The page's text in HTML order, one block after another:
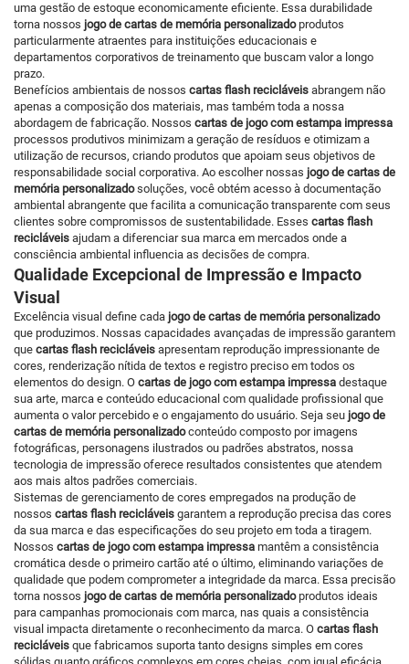
uma gestão de estoque economicamente eficiente. Essa durabilidade
torna nossos jogo de cartas de memória personalizado produtos
particularmente atraentes para instituições educacionais e
departamentos corporativos de treinamento que buscam valor a longo
prazo.
Benefícios ambientais de nossos cartas flash recicláveis abrangem não
apenas a composição dos materiais, mas também toda a nossa
abordagem de fabricação. Nossos cartas de jogo com estampa impressa
processos produtivos minimizam a geração de resíduos e otimizam a
utilização de recursos, criando produtos que apoiam seus objetivos de
responsabilidade social corporativa. Ao escolher nossas jogo de cartas de
memória personalizadosoluções, você obtém acesso à documentação
ambiental abrangente que facilita a comunicação transparente com seus
clientes sobre compromissos de sustentabilidade. Esses cartas flash
recicláveis ajudam a diferenciar sua marca em mercados onde a
consciência ambiental influencia as decisões de compra.
Qualidade Excepcional de Impressão e Impacto
Visual
Excelência visual define cada jogo de cartas de memória personalizado
que produzimos. Nossas capacidades avançadas de impressão garantem
que cartas flash recicláveis apresentam reprodução impressionante de
cores, renderização nítida de textos e registro preciso em todos os
elementos do design. O cartas de jogo com estampa impressa destaque
sua arte, marca e conteúdo educacional com qualidade profissional que
aumenta o valor percebido e o engajamento do usuário. Seja seu jogo de
cartas de memória personalizadoconteúdo composto por imagens
fotográficas, personagens ilustrados ou padrões abstratos, nossa
tecnologia de impressão oferece resultados consistentes que atendem
aos mais altos padrões comerciais.
Sistemas de gerenciamento de cores empregados na produção de
nossos cartas flash recicláveis garantem a reprodução precisa das cores
da sua marca e das especificações do seu projeto em toda a tiragem.
Nossos cartas de jogo com estampa impressa mantêm a consistência
cromática desde o primeiro cartão até o último, eliminando variações de
qualidade que podem comprometer a integridade da marca. Essa precisão
torna nossos jogo de cartas de memória personalizado produtos ideais
para campanhas promocionais com marca, nas quais a consistência
visual impacta diretamente o reconhecimento da marca. O cartas flash
recicláveis que fabricamos suporta tanto designs simples em cores